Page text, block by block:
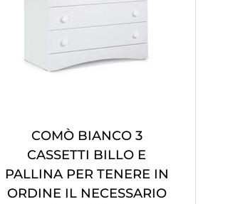
COMÒ BIANCO 3
CASSETTI BILLO E
PALLINA PER TENERE IN
ORDINE IL NECESSARIO